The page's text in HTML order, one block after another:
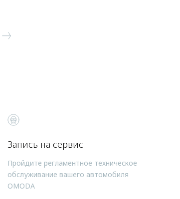
Запись на сервис
Пройдите регламентное техническое
обслуживание вашего автомобиля
OMODA